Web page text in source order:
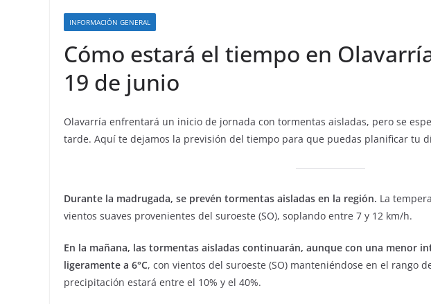
INFORMACIÓN GENERAL
Cómo estará el tiempo en
19 de junio
Olavarría enfrentará un inicio de jornada con tormentas aisladas, pero se
tarde. Aquí te dejamos la previsión del tiempo para que puedas planificar tu
Durante la madrugada, se prevén tormentas aisladas en la región. La
vientos suaves provenientes del suroeste (SO), soplando entre 7 y 12 km/h.
En la mañana, las tormentas aisladas continuarán, aunque con una menor
ligeramente a 6°C, con vientos del suroeste (SO) manteniéndose en el rango
precipitación estará entre el 10% y el 40%.